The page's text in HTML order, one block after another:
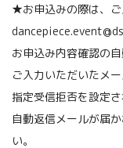
★お申込みの際は、
お申込み内容確認の
ご入力いただいたメ
指定受信拒否を設定
自動返信メールが届
い。